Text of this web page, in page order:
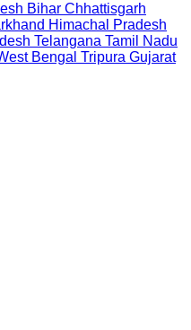
Bihar Chhattisgarh
Himachal Pradesh
Telangana Tamil Nadu
Bengal Tripura Gujarat